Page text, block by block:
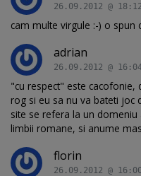
26.09.2012 @ 18:12
cam multe virgule :-) o spun
adrian
26.09.2012 @
"cu respect" este cacofonie,
rog si eu sa nu va bateti joc
site se refera la un
limbii romane, si anume
florin
26.09.2012 @